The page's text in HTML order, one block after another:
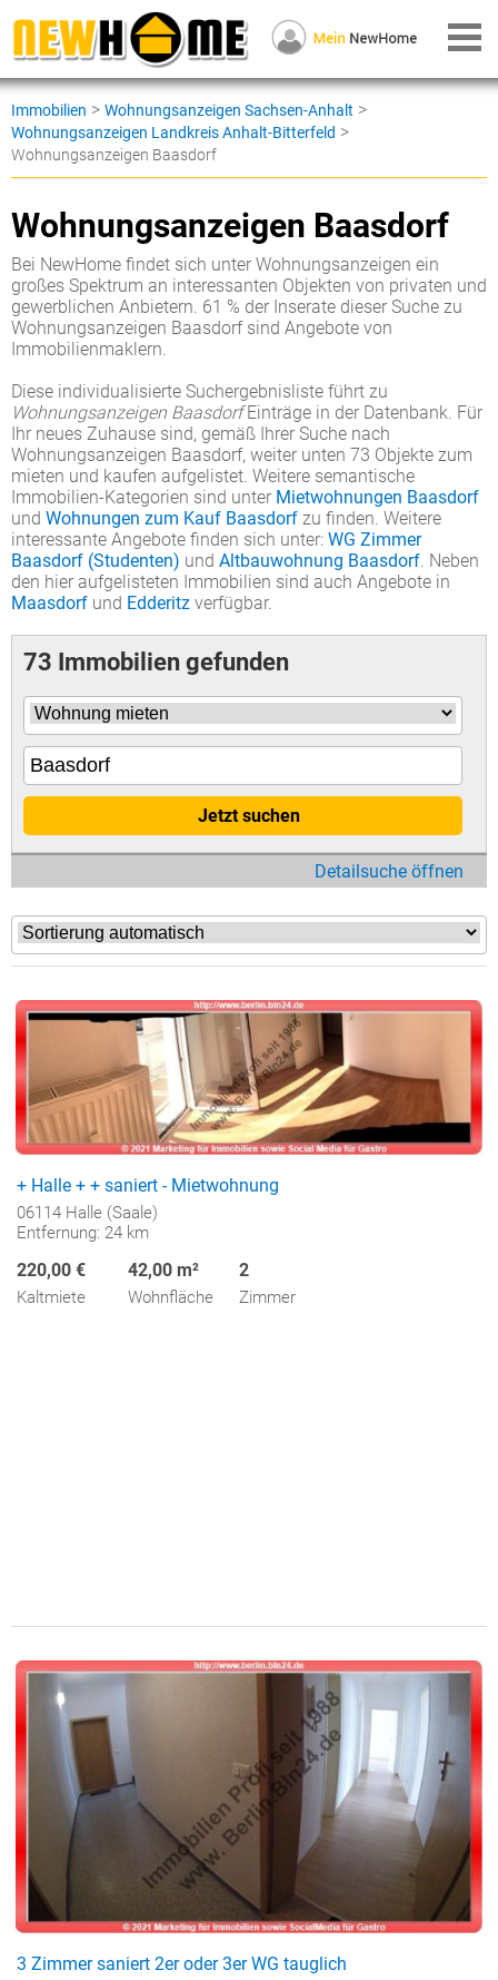
Immobilien > Wohnungsanzeigen Sachsen-Anhalt >
Wohnungsanzeigen Landkreis Anhalt-Bitterfeld >
Wohnungsanzeigen Baasdorf
Wohnungsanzeigen Baasdorf
Bei NewHome findet sich unter Wohnungsanzeigen ein
großes Spektrum an interessanten Objekten von privaten und
gewerblichen Anbietern. 61 % der Inserate dieser Suche zu
Wohnungsanzeigen Baasdorf sind Angebote von
Immobilienmaklern.
Diese individualisierte Suchergebnisliste führt zu
Wohnungsanzeigen BaasdorfEinträge in der Datenbank. Für
Ihr neues Zuhause sind, gemäß Ihrer Suche nach
Wohnungsanzeigen Baasdorf, weiter unten 73 Objekte zum
mieten und kaufen aufgelistet. Weitere semantische
Immobilien-Kategorien sind unter Mietwohnungen Baasdorf
und Wohnungen zum Kauf Baasdorf zu finden. Weitere
interessante Angebote finden sich unter: WG Zimmer
Baasdorf (Studenten) und Altbauwohnung Baasdorf. Neben
den hier aufgelisteten Immobilien sind auch Angebote in
Maasdorf und Edderitz verfügbar.
73 Immobilien gefunden
Jetzt suchen
Detailsuche öffnen
+ Halle + + saniert - Mietwohnung
06114 Halle (Saale)
Entfernung: 24 km
220,00 €
Kaltmiete
42,00 m²
Wohnfläche
2
Zimmer
3 Zimmer saniert 2er oder 3er WG tauglich